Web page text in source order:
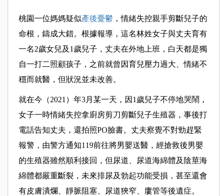
桃園一位媽媽疑似產後憂鬱，情緒失控親手剪斷兒子的
命根，鑄成大錯。根據報導，這名林姓女子與丈夫育有
一名2歲女兒及1歲兒子，丈夫在外地上班，白天都是獨
自一打二照顧孩子，之前就曾因育兒壓力過大、情緒不
穩而就醫，但狀況並未改善。
就在今（2021）年3月某一天，因1歲兒子不停地哭鬧，
女子一時情緒失控拿廚房剪刀剪斷兒子生殖器，事後打
電話告知丈夫，還拍照PO臉書。丈夫察覺不對勁趕緊
報警，由警方通知119前往將男嬰送醫，經搶救後男嬰
的生殖器雖然順利接回，但尿道、尿道海綿體及陰莖海
綿體都嚴重斷裂，未來排尿及勃起功能受損，甚至還會
有皮膚潰爛、靜脈阻塞、尿道狹窄、廔管等後遺症。